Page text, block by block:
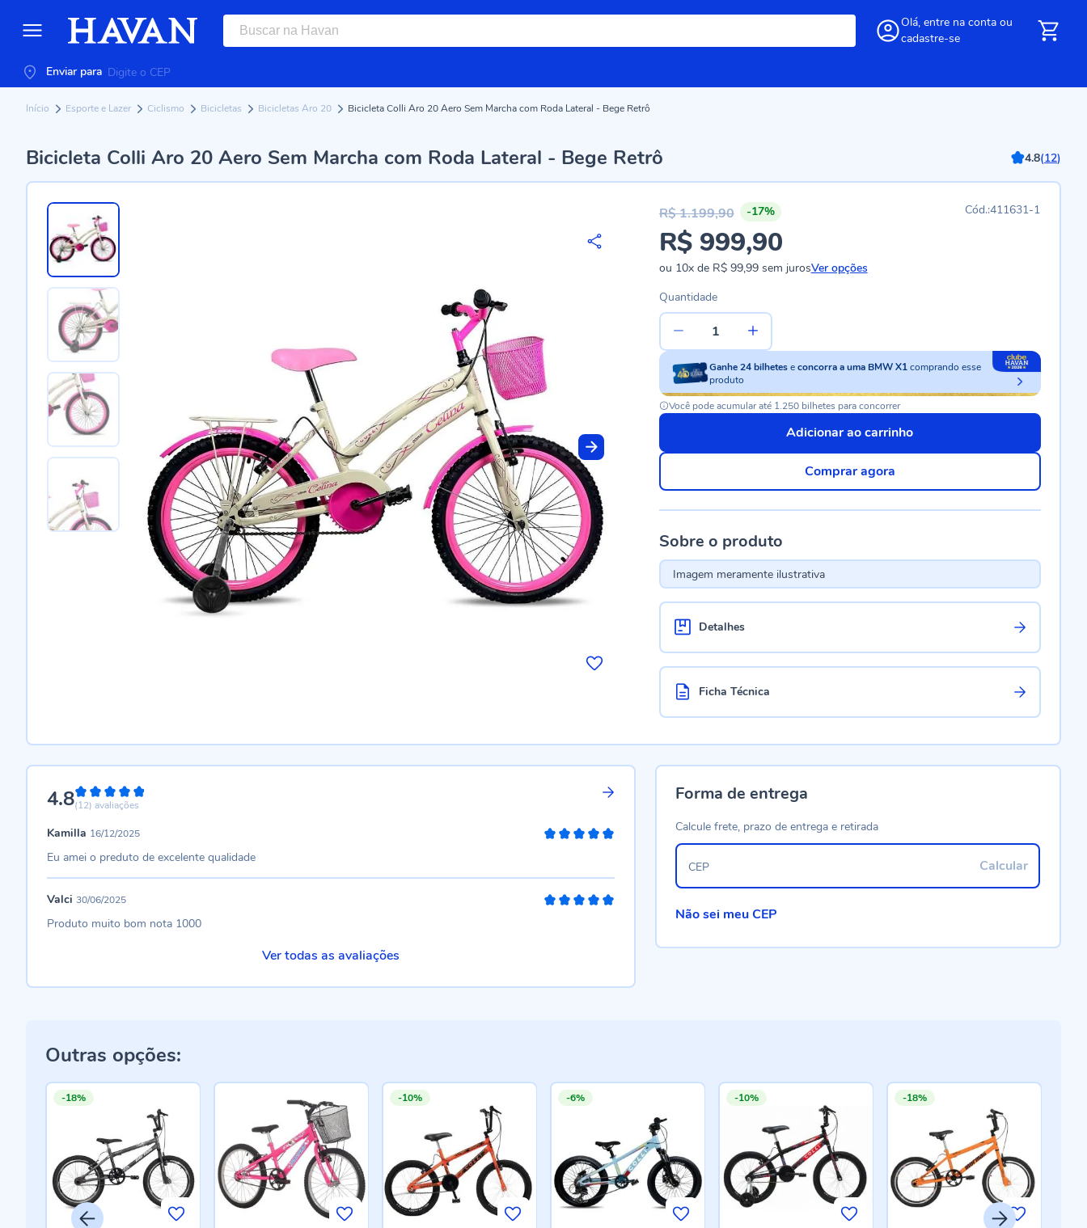
Olá, entre na conta ou
cadastre-se
Enviar para
Início Esporte e Lazer Ciclismo Bicicletas Bicicletas Aro 20 Bicicleta Colli Aro 20 Aero Sem Marcha com Roda Lateral - Bege Retrô
Bicicleta Colli Aro 20 Aero Sem Marcha com Roda Lateral - Bege Retrô 4.8(12)
-17% 411631-1
Preço
especial
R$ 999,90
R$ 1.199,90
ou 10xde R$ 99,99sem jurosVer opções
Quantidade
Ganhe24 bilhetes econcorra a uma BMW X1comprando esse
produto
Você pode acumular até 1.250 bilhetes para concorrer
Adicionar ao carrinho
Comprar agora
Sobre o produto
Imagem meramente ilustrativa
Detalhes
Ficha Técnica
4.896%
(12) avaliações
Kamilla 16/12/2025
Eu amei o preduto de excelente qualidade
Valci 30/06/2025
Produto muito bom nota 1000
Ver todas as avaliações
Forma de entrega
Calcule frete, prazo de entrega e retirada
Calcular
CEP
Não sei meu CEP
Outras opções:
-18% -10% -6% -10% -18%